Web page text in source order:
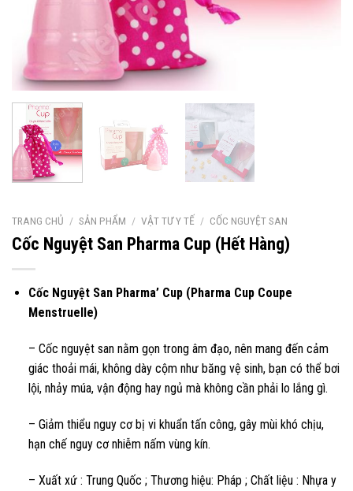
TRANG CHỦ / SẢN PHẨM / VẬT TƯ Y TẾ / CỐC NGUYỆT SAN
Cốc Nguyệt San Pharma Cup (Hết Hàng)
Cốc Nguyệt San Pharma’ Cup (Pharma Cup Coupe
Menstruelle)
– Cốc nguyệt san nằm gọn trong âm đạo, nên mang đến cảm
giác thoải mái, không dày cộm như băng vệ sinh, bạn có thể bơi
lội, nhảy múa, vận động hay ngủ mà không cần phải lo lắng gì.
– Giảm thiểu nguy cơ bị vi khuẩn tấn công, gây mùi khó chịu,
hạn chế nguy cơ nhiễm nấm vùng kín.
– Xuất xứ : Trung Quốc ; Thương hiệu: Pháp ; Chất liệu : Nhựa y